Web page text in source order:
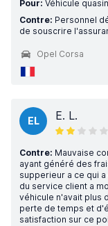
Pour: Véhicule
Contre: Personnel
de souscrire
Opel Corsa
EL E. L.
Contre: Mauvaise
ayant généré des
supperieur a ce qui
du service client a
véhicule n'avait plus
perte de temps et
satisfaction sur ce